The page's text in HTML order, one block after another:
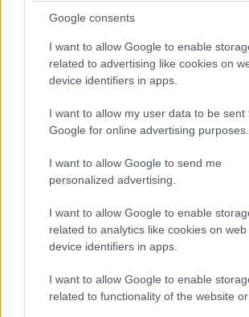
Google consents
I want to allow Google to enable
related to advertising like cookies on
device identifiers in apps.
I want to allow my user data to be sent
Google for online advertising purposes.
I want to allow Google to send me
personalized advertising.
I want to allow Google to enable
related to analytics like cookies on
device identifiers in apps.
I want to allow Google to enable
related to functionality of the website or
συνεχίζεται με ευθύνη της
συναρμόδιων αρχών, ΕΣΡ και ΕΕΤΤ, και
σταθμών εθνικής εμβέλειας. Η λήξη των
εμβέλειας λήγει στις 17 Οκτωβρίου 2028
Star, Alpha, …
Διαβάστε Περισσότερα...
ΑΝΗΚΕΙ ΣΤΗΝ ΚΑΤΗΓΟΡΙΑ: HOME-LEFT ,